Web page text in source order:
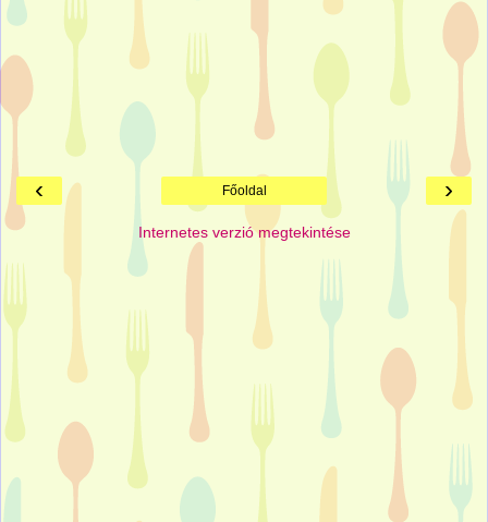
‹ ›
Főoldal
Internetes verzió megtekintése